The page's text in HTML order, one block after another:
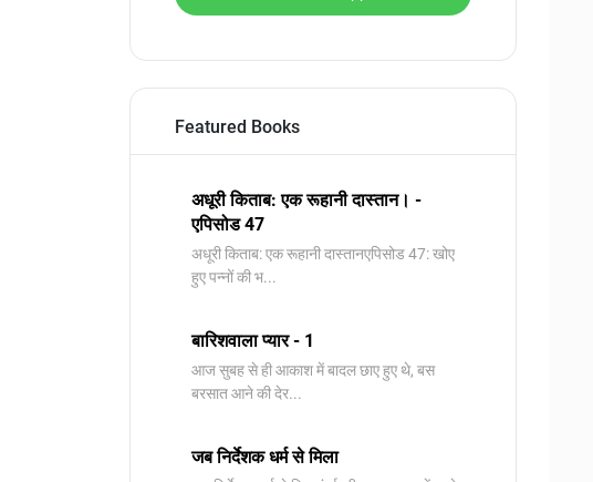
Featured Books
अधूरी किताब: एक रूहानी दास्तान। -
एपिसोड 47
अधूरी किताब: एक रूहानी दास्तानएपिसोड 47: खोए
हुए पन्नों की भ...
बारिशवाला प्यार - 1
आज सुबह से ही आकाश में बादल छाए हुए थे, बस
बरसात आने की देर...
जब निर्देशक धर्म से मिला